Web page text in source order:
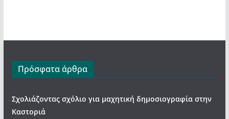
Πρόσφατα άρθρα
Σχολιάζοντας σχόλιο για μαχητική δημοσιογραφία στην
Καστοριά